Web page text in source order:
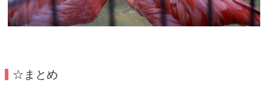
☆まとめ